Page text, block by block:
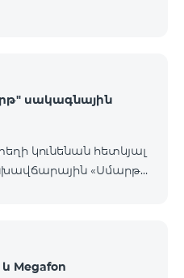
սակագնային
կունենան հետևյալ
«Սմարթ
շրջանակներում
ինտերնետ, 2000
Megafon